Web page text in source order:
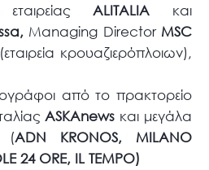
εταιρείας ALITALIA και
,Managing Director MSC
κρουαζιερόπλοιων),
από το πρακτορείο
ASKAnews και μεγάλα
(ADN KRONOS, MILANO
24 ORE, IL TEMPO)